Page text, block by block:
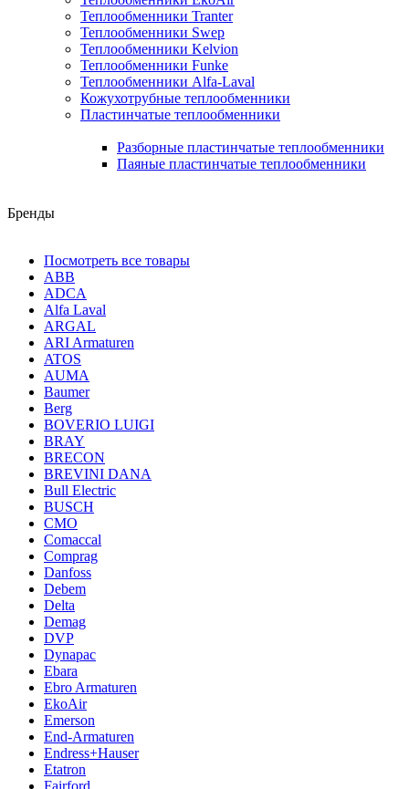
Теплообменники Tranter
Теплообменники Swep
Теплообменники Kelvion
Теплообменники Funke
Теплообменники Alfa-Laval
Кожухотрубные теплообменники
Пластинчатые теплообменники
Разборные пластинчатые теплообменники
Паяные пластинчатые теплообменники
Бренды
Посмотреть все товары
ABB
ADCA
Alfa Laval
ARGAL
ARI Armaturen
ATOS
AUMA
Baumer
Berg
BOVERIO LUIGI
BRAY
BRECON
BREVINI DANA
Bull Electric
BUSCH
CMO
Comaccal
Comprag
Danfoss
Debem
Delta
Demag
DVP
Dynapac
Ebara
Ebro Armaturen
EkoAir
Emerson
End-Armaturen
Endress+Hauser
Etatron
Fairford